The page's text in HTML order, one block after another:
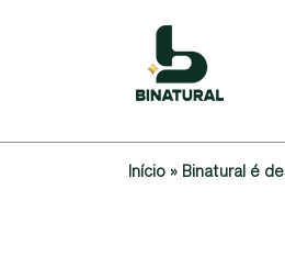
Início » Binatural é